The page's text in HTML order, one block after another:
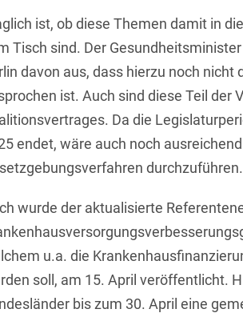
Informationssicherheit
Informationstechnologie
& Telekommunikation
IP, Media & Technology
Kapitalmarktrecht
Kartellrecht
Marken-, Design- &
Urheberrecht
Medien & Entertainment
Anlagenbaustreitigkeiten
Antidumping
Haftungsrecht
Arbeitnehmererfindungsrecht
Arbeitskampfrecht
Arbeitsrecht
Architektenrecht
Arzthaftungsrecht
Italienisch
Japanisch
Kroatisch
Niederländisch
Portugiesisch
Russisch
Schwedisch
ist, ob diese Themen damit in
Tisch sind. Der
davon aus, dass hierzu noch nicht
ist. Auch sind diese Teil der
Da die
endet, wäre auch noch
durchzuführen.
wurde der aktualisierte
u.a. die
soll, am 15. April veröffentlicht.
bis zum 30. April eine